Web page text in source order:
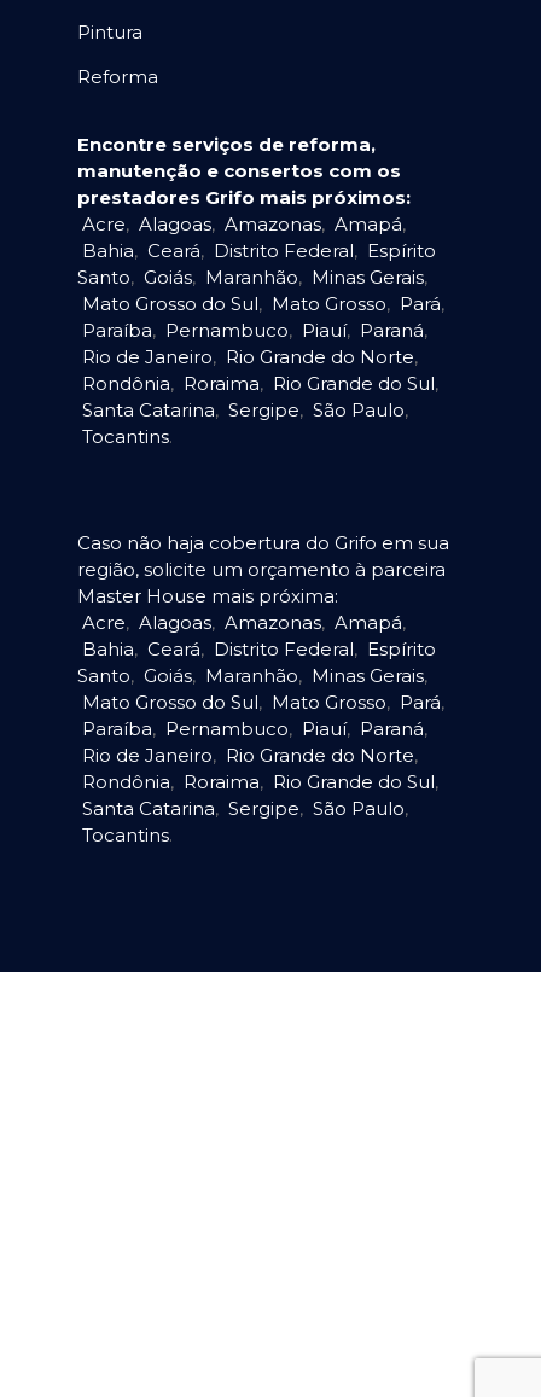
Pintura
Reforma
Encontre serviços de reforma,
manutenção e consertos com os
prestadores Grifo mais próximos:
Acre, Alagoas, Amazonas, Amapá,
Bahia, Ceará, Distrito Federal, Espírito
Santo, Goiás, Maranhão, Minas Gerais,
Mato Grosso do Sul, Mato Grosso, Pará,
Paraíba, Pernambuco, Piauí, Paraná,
Rio de Janeiro, Rio Grande do Norte,
Rondônia, Roraima, Rio Grande do Sul,
Santa Catarina, Sergipe, São Paulo,
Tocantins.
Caso não haja cobertura do Grifo em sua
região, solicite um orçamento à parceira
Master House mais próxima:
Acre, Alagoas, Amazonas, Amapá,
Bahia, Ceará, Distrito Federal, Espírito
Santo, Goiás, Maranhão, Minas Gerais,
Mato Grosso do Sul, Mato Grosso, Pará,
Paraíba, Pernambuco, Piauí, Paraná,
Rio de Janeiro, Rio Grande do Norte,
Rondônia, Roraima, Rio Grande do Sul,
Santa Catarina, Sergipe, São Paulo,
Tocantins.